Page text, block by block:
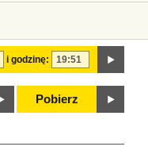
i godzinę:
Pobierz